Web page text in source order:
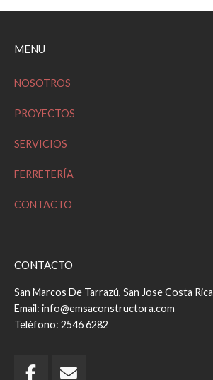
MENU
NOSOTROS
PROYECTOS
SERVICIOS
FERRETERÍA
CONTACTO
CONTACTO
San Marcos De Tarrazú, San Jose Costa Rica
Email: info@emsaconstructora.com
Teléfono: 2546 6282